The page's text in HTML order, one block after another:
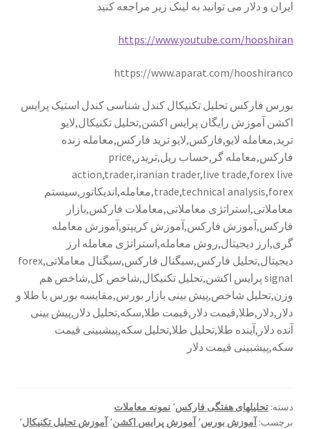
ایران و دلار می توانید به لینک زیر مراجعه کنید
https://www.youtube.com/hooshiran
https://www.aparat.com/hooshiranco
بورس فارکس تحلیل تکنیکال کندل شناسی کندل استیک پرایس
اکشن آموزش رایگان پرایس اکشن,تحلیل تکنیکال,لایو
ترید,معامله لایو,فارکس,لایو ترید فارکس,معامله زنده
فارکس,معامله گر,حساب ریل,تریدر,price
action,trader,iranian trader,live trade,forex live
trade,technical analysis,forex,معامله,اندیکاتور,سیستم
معاملاتی,استراتژی معاملاتی,معاملات فارکس,بازار
فارکس,آموزش فارکس,آموزش کریپتو,آموزش معامله
گری,ارز دیجیتال,روش معامله,استراتژی معامله ارز
دیجیتال,تحلیل فارکس,سیگنال فارکس,سیگنال معاملاتی,forex
signal پرایس اکشن,تحلیل تکنیکال,شاخص کل,شاخص هم
وزن,تحلیل شاخص,پیش بینی بازار بورس,مقایسه بورس با طلا و
دلار,دلار,طلا,قیمت دلار,قیمت طلا,سکه,تحلیل دلار,پیش بینی
آنده دلار,آینده طلا,تحلیل طلا,تحلیل سکه,پیشبینی قیمت
سکه,پیشبینی قیمت دلار
دسته: تحلیلهای هفتگی فارکس٬ نمونه معاملات
برچسب: آموزش بورس٬ آموزش پرایس اکشن٬ آموزش تحلیل تکنیکال٬